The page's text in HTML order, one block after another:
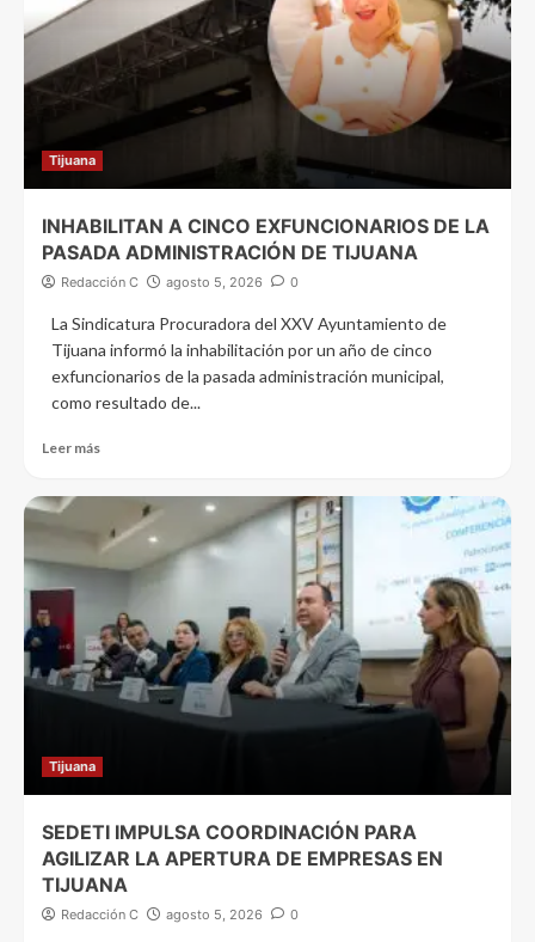
Tijuana
INHABILITAN A CINCO EXFUNCIONARIOS DE LA
PASADA ADMINISTRACIÓN DE TIJUANA
Redacción C agosto 5, 2026 0
La Sindicatura Procuradora del XXV Ayuntamiento de
Tijuana informó la inhabilitación por un año de cinco
exfuncionarios de la pasada administración municipal,
como resultado de...
Leer más
Tijuana
SEDETI IMPULSA COORDINACIÓN PARA
AGILIZAR LA APERTURA DE EMPRESAS EN
TIJUANA
Redacción C agosto 5, 2026 0